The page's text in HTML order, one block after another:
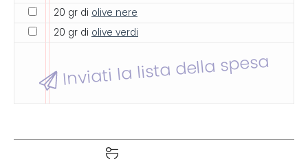
20 gr di olive nere
20 gr di olive verdi
Inviati la lista della spesa